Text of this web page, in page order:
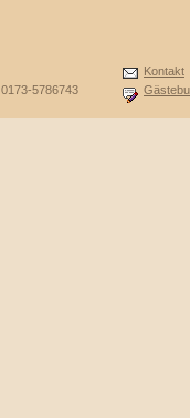
5786743
Kontakt